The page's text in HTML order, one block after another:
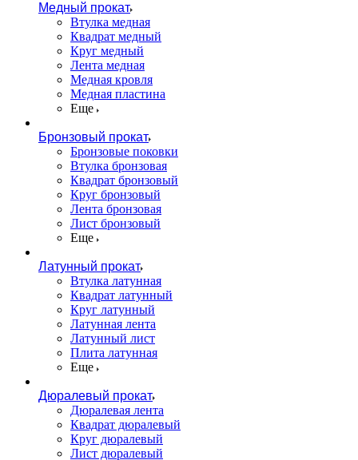
Медный прокат
Втулка медная
Квадрат медный
Круг медный
Лента медная
Медная кровля
Медная пластина
Еще
Бронзовый прокат
Бронзовые поковки
Втулка бронзовая
Квадрат бронзовый
Круг бронзовый
Лента бронзовая
Лист бронзовый
Еще
Латунный прокат
Втулка латунная
Квадрат латунный
Круг латунный
Латунная лента
Латунный лист
Плита латунная
Еще
Дюралевый прокат
Дюралевая лента
Квадрат дюралевый
Круг дюралевый
Лист дюралевый